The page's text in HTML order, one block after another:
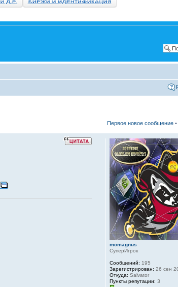
Первое новое сообщение
mcmagnus
СуперИгрок
Сообщений: 195
Зарегистрирован: 26 сен
Откуда: Salvator
Пункты репутации: 3